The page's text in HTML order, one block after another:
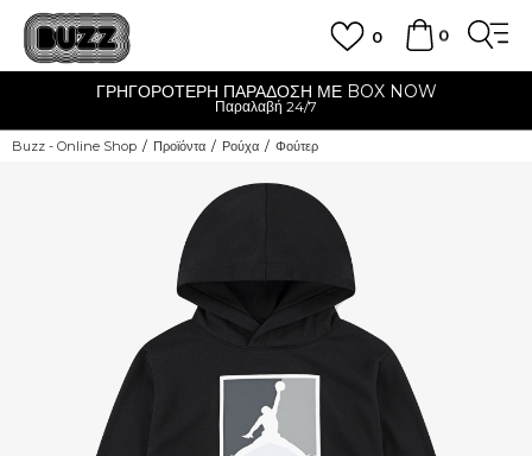
0
0
ΓΡΗΓΟΡΟΤΕΡΗ ΠΑΡΑΔΟΣΗ ΜΕ BOX NOW
Παραλαβή 24/7
Buzz - Online Shop Προϊόντα Ρούχα Φούτερ